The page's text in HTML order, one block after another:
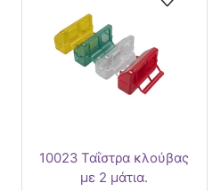
10023 Ταΐστρα κλούβας
με 2 μάτια.